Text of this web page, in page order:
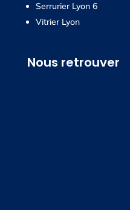
Serrurier Lyon 6
Vitrier Lyon
Nous retrouver